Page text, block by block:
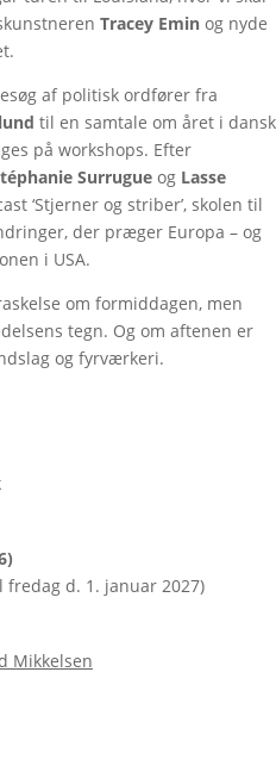
Tracey Emin og nyde
af politisk ordfører fra
til en samtale om året i dansk
på workshops. Efter
Surrugue og Lasse
‘Stjerner og striber’, skolen til
der præger Europa – og
i USA.
om formiddagen, men
tegn. Og om aftenen er
og fyrværkeri.
fredag d. 1. januar 2027)
Mikkelsen